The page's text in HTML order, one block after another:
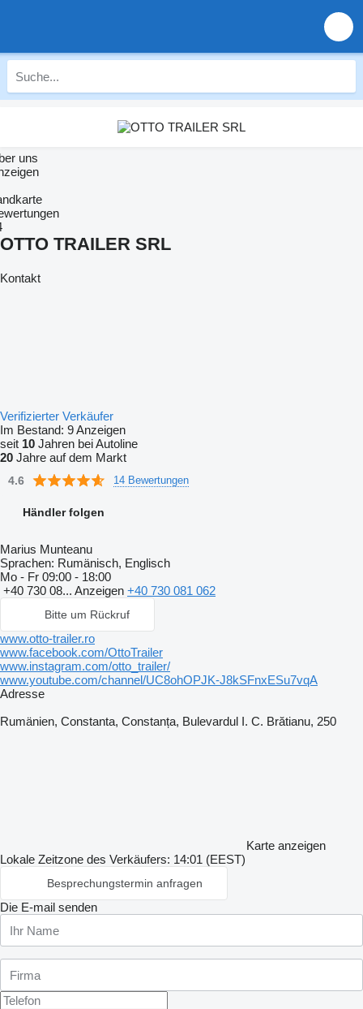
uns
OTTO TRAILER SRL
Kontakt
Verifizierter Verkäufer
Im Bestand: 9 Anzeigen
seit 10 Jahren bei Autoline
20 Jahre auf dem Markt
4.6 14 Bewertungen
Händler folgen
Marius Munteanu
Sprachen: Rumänisch, Englisch
Mo - Fr 09:00 - 18:00
+40 730 08... Anzeigen +40 730 081 062
Bitte um Rückruf
www.otto-trailer.ro
www.facebook.com/OttoTrailer
www.instagram.com/otto_trailer/
www.youtube.com/channel/UC8ohOPJK-J8kSFnxESu7vqA
Adresse
Rumänien, Constanta, Constanța, Bulevardul I. C. Brătianu, 250
Karte anzeigen
Lokale Zeitzone des Verkäufers: 14:01 (EEST)
Besprechungstermin anfragen
Die E-mail senden